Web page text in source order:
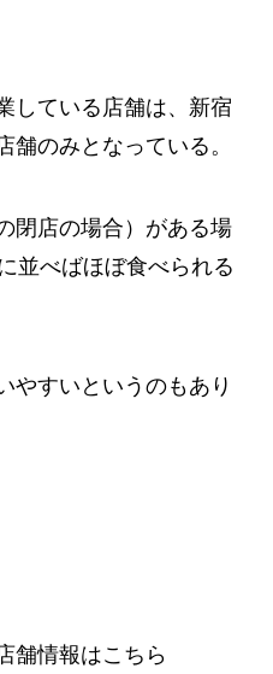
している店舗は、新宿
舗のみとなっている。
閉店の場合）がある場
並べばほぼ食べられる
やすいというのもあり
舗情報はこちら